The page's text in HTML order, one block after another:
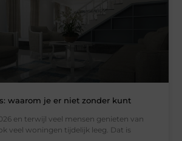
waarom je er niet zonder kunt
en terwijl veel mensen genieten van
veel woningen tijdelijk leeg. Dat is